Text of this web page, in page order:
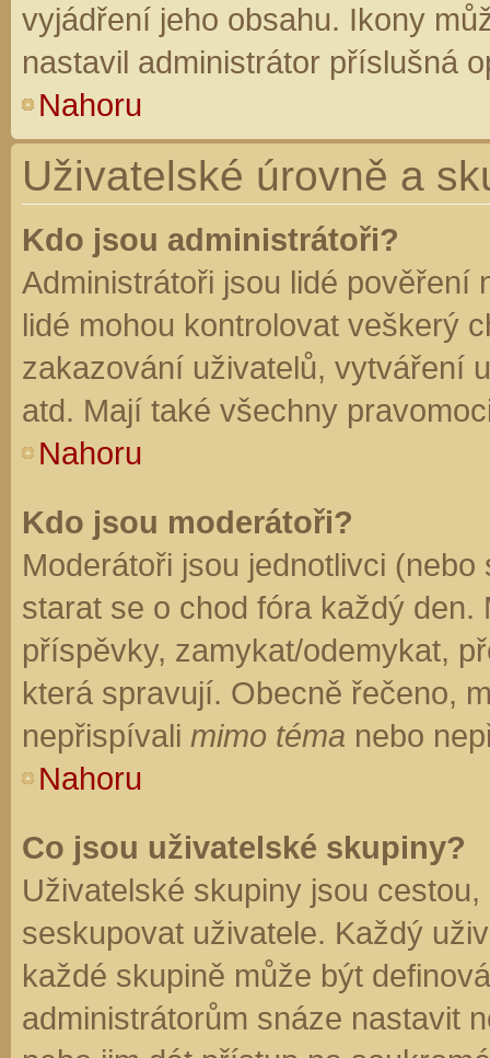
vyjádření jeho obsahu. Ikony
nastavil administrátor příslušná
Nahoru
Uživatelské úrovně a
Kdo jsou administrátoři?
Administrátoři jsou lidé pověření
lidé mohou kontrolovat veškerý
zakazování uživatelů, vytváření
atd. Mají také všechny
Nahoru
Kdo jsou moderátoři?
Moderátoři jsou jednotlivci
starat se o chod fóra každý
příspěvky, zamykat/odemykat,
která spravují. Obecně řečeno,
nepřispívali mimo téma nebo
Nahoru
Co jsou uživatelské skupiny?
Uživatelské skupiny jsou
seskupovat uživatele. Každý
každé skupině může být
administrátorům snáze nastavit